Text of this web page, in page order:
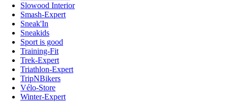
Slowood Interior
Smash-Expert
Sneak'In
Sneakids
Sport is good
Training-Fit
Trek-Expert
Triathlon-Expert
TripNBikers
Vélo-Store
Winter-Expert